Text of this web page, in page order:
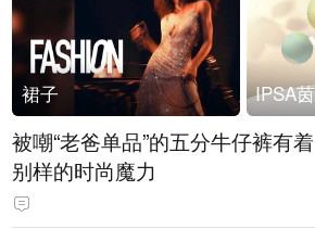
裙子
被嘲“老爸单品”的五分牛仔裤有着
别样的时尚魔力